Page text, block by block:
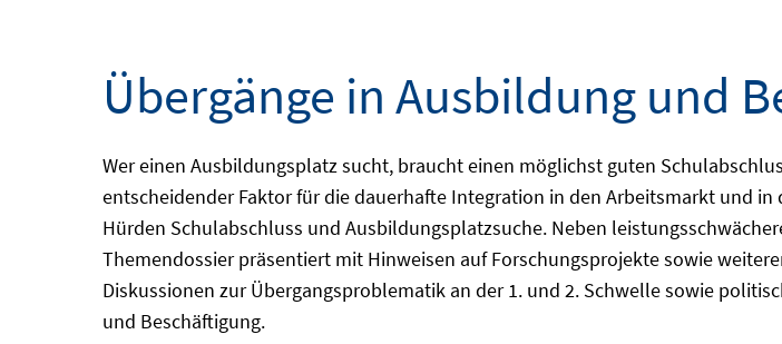
Übergänge in Ausbildung und
Wer einen Ausbildungsplatz sucht, braucht einen möglichst guten
entscheidender Faktor für die dauerhafte Integration in den Arbeitsmarkt und
Hürden Schulabschluss und Ausbildungsplatzsuche. Neben
Themendossier präsentiert mit Hinweisen auf Forschungsprojekte sowie
Diskussionen zur Übergangsproblematik an der 1. und 2. Schwelle sowie
und Beschäftigung.